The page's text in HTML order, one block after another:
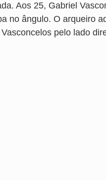
Aos 25, Gabriel
no ângulo. O arqueiro
pelo lado